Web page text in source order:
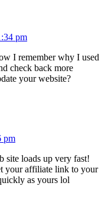
pm
I remember why I used
check back more
your website?
pm
site loads up very fast!
your affiliate link to your
as yours lol